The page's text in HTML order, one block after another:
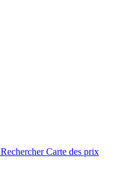
Rechercher Carte des prix